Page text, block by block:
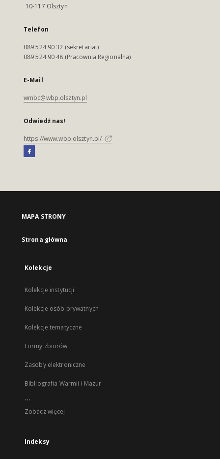
10-117 Olsztyn
Telefon
089 524 90 32 (sekretariat)
089 524 90 48 (Pracownia Regionalna)
E-Mail
wmbc@wbp.olsztyn.pl
Odwiedź nas!
https://www.wbp.olsztyn.pl/
MAPA STRONY
Strona główna
Kolekcje
Kolekcje instytucji
Kolekcje osób prywatnych
Kolekcje tematyczne
Formy zbiorów
Zasoby elektroniczne
Bibliografia Warmii i Mazur
...
Zobacz więcej
Indeksy